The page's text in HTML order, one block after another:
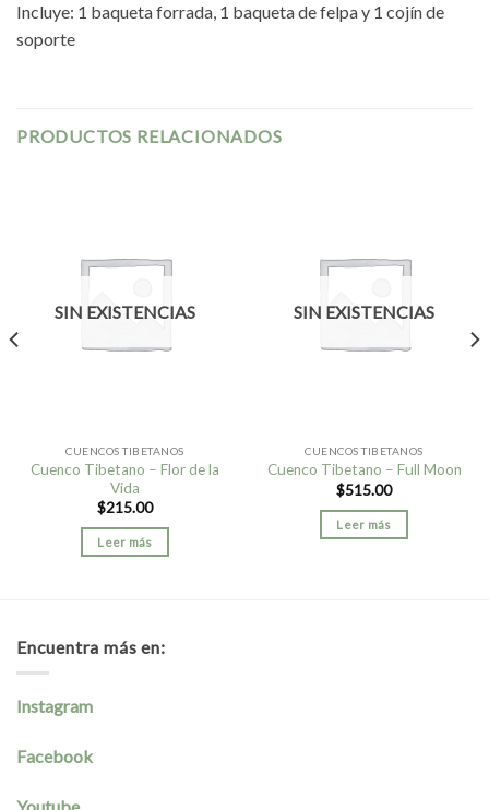
Incluye: 1 baqueta forrada, 1 baqueta de felpa y 1 cojín de
soporte
PRODUCTOS RELACIONADOS
SIN EXISTENCIAS
CUENCOS TIBETANOS
Cuenco Tibetano – Flor de la
Vida
$215.00
Leer más
SIN EXISTENCIAS
CUENCOS TIBETANOS
Cuenco Tibetano – Full Moon
$515.00
Leer más
Encuentra más en:
Instagram
Facebook